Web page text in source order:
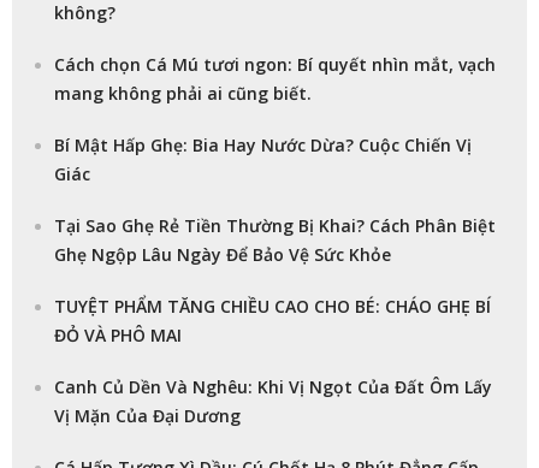
không?
Cách chọn Cá Mú tươi ngon: Bí quyết nhìn mắt, vạch
mang không phải ai cũng biết.
Bí Mật Hấp Ghẹ: Bia Hay Nước Dừa? Cuộc Chiến Vị
Giác
Tại Sao Ghẹ Rẻ Tiền Thường Bị Khai? Cách Phân Biệt
Ghẹ Ngộp Lâu Ngày Để Bảo Vệ Sức Khỏe
TUYỆT PHẨM TĂNG CHIỀU CAO CHO BÉ: CHÁO GHẸ BÍ
ĐỎ VÀ PHÔ MAI
Canh Củ Dền Và Nghêu: Khi Vị Ngọt Của Đất Ôm Lấy
Vị Mặn Của Đại Dương